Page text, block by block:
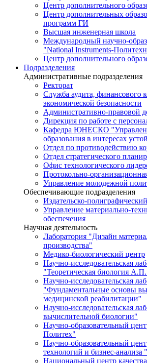
Центр дополнительного
Центр дополнительных
программ ГИ
Высшая инженерная школа
Международный научно-
"National Instruments-
Центр дополнительного
Подразделения
Административные подразделения
Ректорат
Служба аудита, финансового
экономической безопасности
Административно-правовой
Дирекция по работе с
Кафедра ЮНЕСКО
образования в интересах
Отдел по противодействию
Отдел стратегического
Офис технологического
Протокольно-
Управление молодежной
Обеспечивающие подразделения
Издательско-
Управление материально-
обеспечения
Научная деятельность
Лаборатория "Дизайн
производства"
Медико-биологический центр
Научно-исследовательская
"Теоретическая биология
Научно-исследовательская
"Фундаментальные основы
медицинской реабилитации"
Научно-исследовательская
вычислительной биологии"
Научно-образовательный
Политех"
Научно-образовательный
технологий и бизнес-анализа
Национальный центр